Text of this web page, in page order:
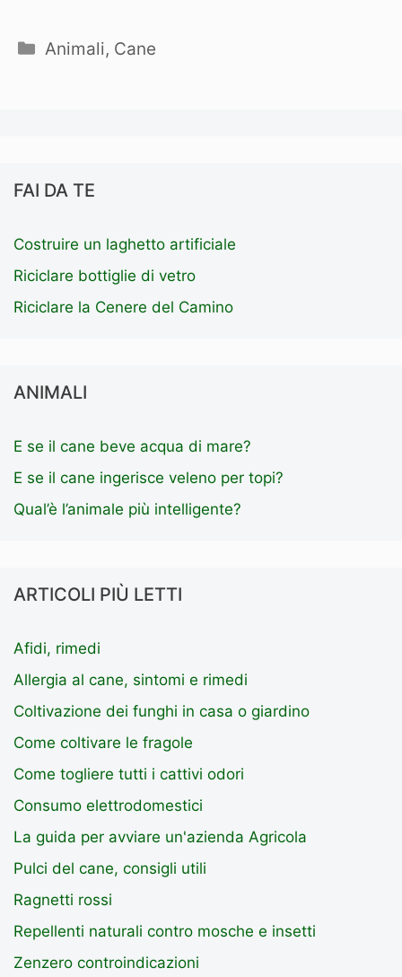
Categorie
Animali, Cane
FAI DA TE
Costruire un laghetto artificiale
Riciclare bottiglie di vetro
Riciclare la Cenere del Camino
ANIMALI
E se il cane beve acqua di mare?
E se il cane ingerisce veleno per topi?
Qual’è l’animale più intelligente?
ARTICOLI PIÙ LETTI
Afidi, rimedi
Allergia al cane, sintomi e rimedi
Coltivazione dei funghi in casa o giardino
Come coltivare le fragole
Come togliere tutti i cattivi odori
Consumo elettrodomestici
La guida per avviare un'azienda Agricola
Pulci del cane, consigli utili
Ragnetti rossi
Repellenti naturali contro mosche e insetti
Zenzero controindicazioni